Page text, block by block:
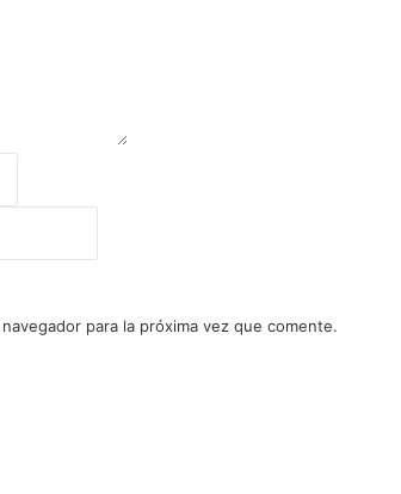
para la próxima vez que comente.